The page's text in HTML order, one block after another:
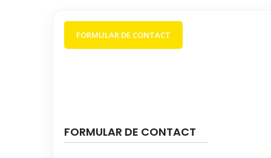
FORMULAR DE CONTACT
FORMULAR DE CONTACT